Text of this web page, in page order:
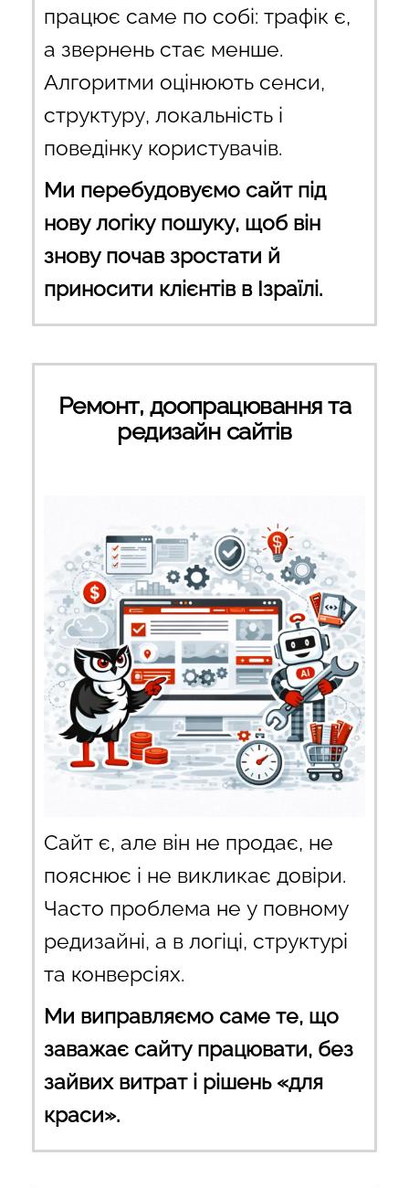
працює саме по собі: трафік є,
а звернень стає менше.
Алгоритми оцінюють сенси,
структуру, локальність і
поведінку користувачів.
Ми перебудовуємо сайт під
нову логіку пошуку, щоб він
знову почав зростати й
приносити клієнтів в Ізраїлі.
Ремонт, доопрацювання та
редизайн сайтів
Сайт є, але він не продає, не
пояснює і не викликає довіри.
Часто проблема не у повному
редизайні, а в логіці, структурі
та конверсіях.
Ми виправляємо саме те, що
заважає сайту працювати, без
зайвих витрат і рішень «для
краси».